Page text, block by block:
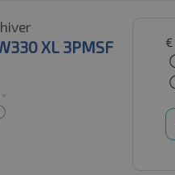
XL 3PMSF
€